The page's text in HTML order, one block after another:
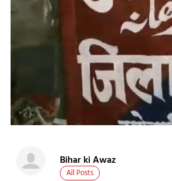
Bihar ki Awaz
All Posts